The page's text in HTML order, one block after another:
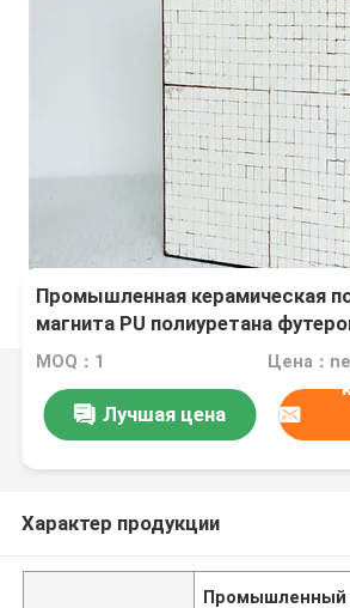
Промышленная керамическая
магнита PU полиуретана
подпертая
MOQ：1 Цена：
Лучшая цена
Характер продукции
Промышленный